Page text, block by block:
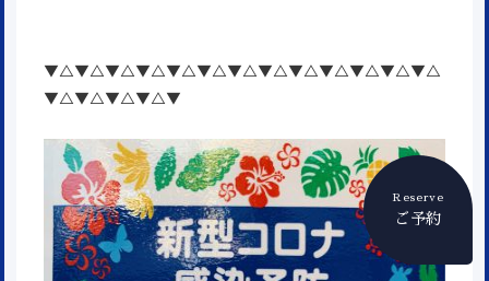
Reserve
ご予約
▼△▼△▼△▼△▼△▼△▼△▼△▼△▼△▼△▼△▼△
▼△▼△▼△▼△▼